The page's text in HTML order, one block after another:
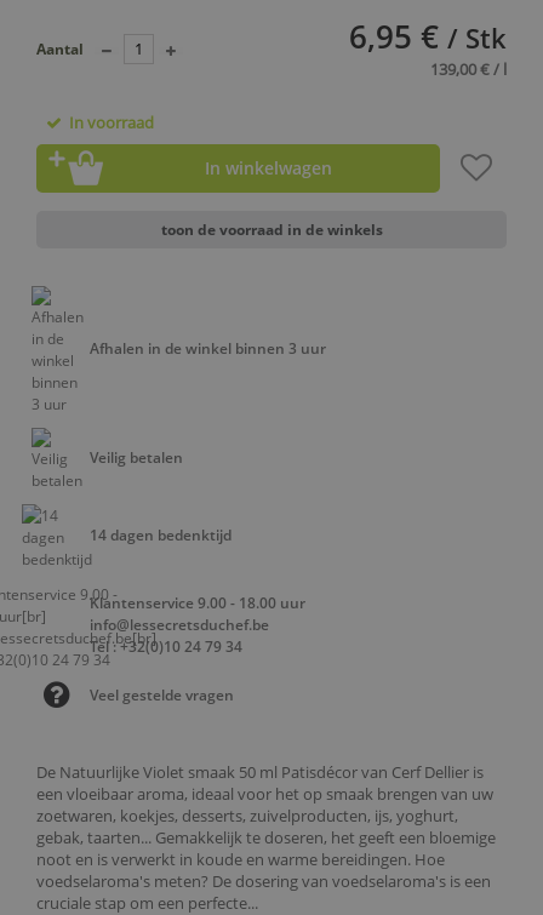
De Natuurlijke Violet smaak 50 ml Patisdécor van Cerf Dellier is
een vloeibaar aroma, ideaal voor het op smaak brengen van uw
zoetwaren, koekjes, desserts, zuivelproducten, ijs, yoghurt,
gebak, taarten... Gemakkelijk te doseren, het geeft een bloemige
noot en is verwerkt in koude en warme bereidingen. Hoe
voedselaroma's meten? De dosering van voedselaroma's is een
cruciale stap om een perfecte...
6,95 € / Stk
139,00 € / l
Aantal
In voorraad
In winkelwagen
toon de voorraad in de winkels
Afhalen in de winkel binnen 3 uur
Veilig betalen
14 dagen bedenktijd
Klantenservice 9.00 - 18.00 uur
info@lessecretsduchef.be
Tel : +32(0)10 24 79 34
Veel gestelde vragen